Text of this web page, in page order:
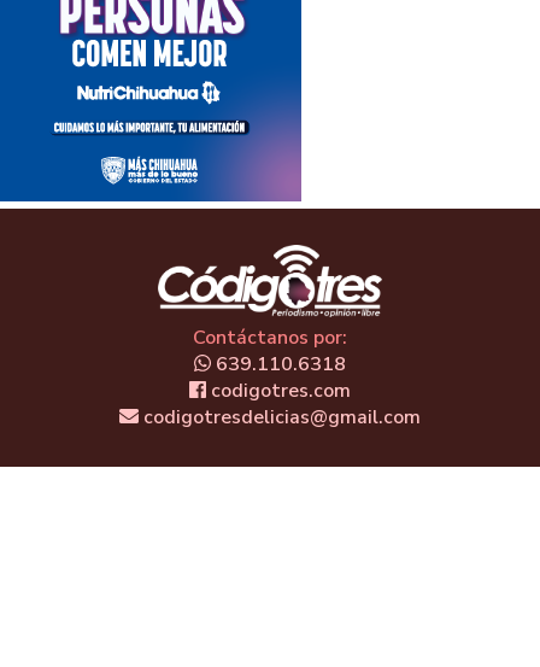
Contáctanos por:
639.110.6318
codigotres.com
codigotresdelicias@gmail.com